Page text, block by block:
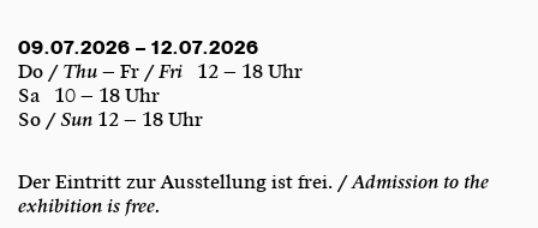
09.07.2026 – 12.07.2026
Do / Thu – Fr /Fri 12 – 18 Uhr
Sa 10 – 18 Uhr
So / Sun 12 – 18 Uhr
Der Eintritt zur Ausstellung ist frei. /Admission to the
exhibition is free.